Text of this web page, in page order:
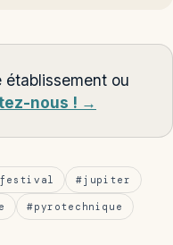
établissement ou
nous ! →
#jupiter
#pyrotechnique